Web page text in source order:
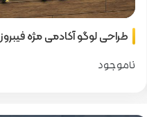
طراحی لوگو آکادمی مژه فیبروز
ناموجود